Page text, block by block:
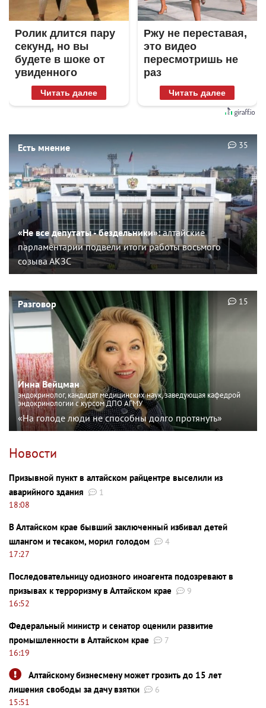
Ролик длится пару
секунд, но вы
будете в шоке от
увиденного
Читать далее
Ржу не переставая,
это видео
пересмотришь не
раз
Читать далее
Есть мнение
«Не все депутаты - бездельники»:алтайские
парламентарии подвели итоги работы восьмого
созыва АКЗС
35
Разговор
Инна Вейцман
эндокринолог, кандидат медицинских наук, заведующая кафедрой
эндокринологии с курсом ДПО АГМУ
«На голоде люди не способны долго протянуть»
15
Новости
Призывной пункт в алтайском райцентре выселили из
аварийного здания
1
18:08
В Алтайском крае бывший заключенный избивал детей
шлангом и тесаком, морил голодом
4
17:27
Последовательницу одиозного иноагента подозревают в
призывах к терроризму в Алтайском крае
9
16:52
Федеральный министр и сенатор оценили развитие
промышленности в Алтайском крае
7
16:19
Алтайскому бизнесмену может грозить до 15 лет
лишения свободы за дачу взятки
6
15:51